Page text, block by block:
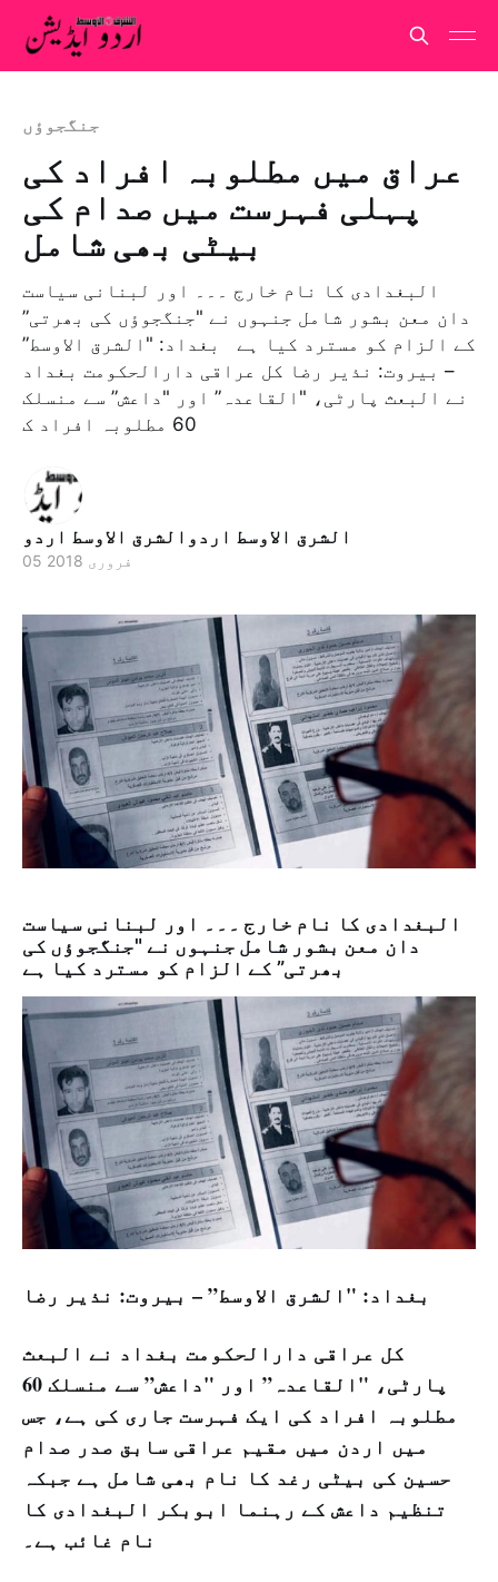
جنگجوؤں
عراق میں مطلوبہ افراد کی
پہلی فہرست میں صدام کی
بیٹی بھی شامل
البغدادی کا نام خارج ۔۔۔ اور لبنانی سیاست
دان معن بشور شامل جنہوں نے "جنگجوؤں کی بھرتی”
کے الزام کو مسترد کیا ہے بغداد: "الشرق الاوسط”
– بیروت: نذیر رضا کل عراقی دارالحکومت بغداد
نے البعث پارٹی، "القاعدہ” اور "داعش” سے منسلک
60 مطلوبہ افراد ک
الشرق الاوسط اردوالشرق الاوسط اردو
05 فروری 2018
البغدادی کا نام خارج ۔۔۔ اور لبنانی سیاست
دان معن بشور شامل جنہوں نے "جنگجوؤں کی
بھرتی” کے الزام کو مسترد کیا ہے
بغداد: "الشرق الاوسط” – بیروت: نذیر رضا
کل عراقی دارالحکومت بغداد نے البعث
پارٹی، "القاعدہ” اور "داعش” سے منسلک 60
مطلوبہ افراد کی ایک فہرست جاری کی ہے، جس
میں اردن میں مقیم عراقی سابق صدر صدام
حسین کی بیٹی رغد کا نام بھی شامل ہے جبکہ
تنظیم داعش کے رہنما ابوبکر البغدادی کا
نام غائب ہے۔